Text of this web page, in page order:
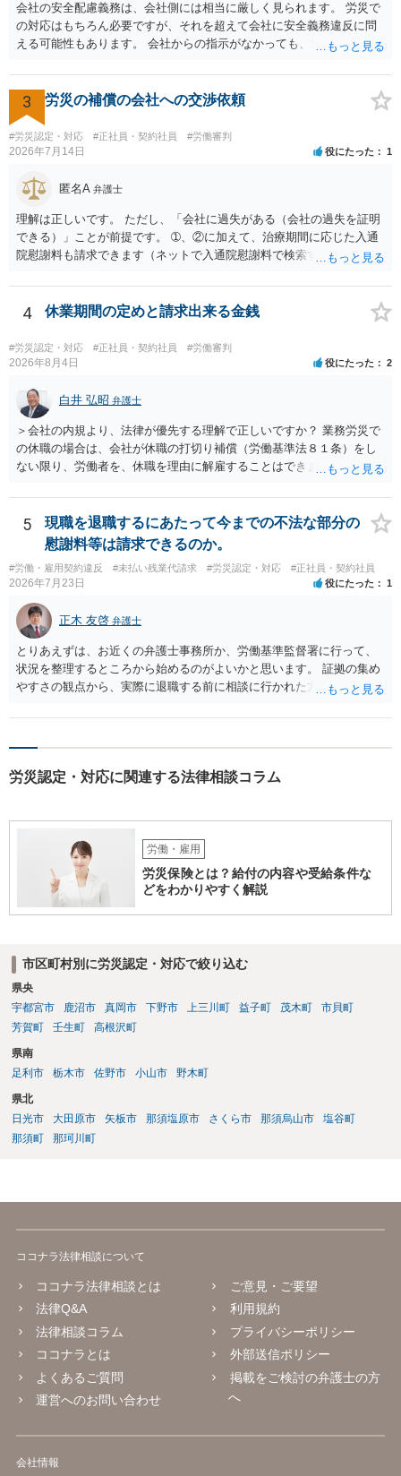
会社の安全配慮義務は、会社側には相当に厳しく見られます。 労災で
の対応はもちろん必要ですが、それを超えて会社に安全義務違反に問
える可能性もあります。 会社からの指示がなかっても、逆に危険な作
実地指導をしていないことが問題になった事例もあります。ですの
で、指示が無ければ免責されるわけではありません。責任追及の交渉
となるでしょう。
3 労災の補償の会社への交渉依頼
#労災認定・対応 #正社員・契約社員 #労働審判
2026年7月14日 役にたった 1
匿名A 弁護士
理解は正しいです。 ただし、「会社に過失がある（会社の過失を証明
できる）」ことが前提です。 ➀、②に加えて、治療期間に応じた入通
院慰謝料も請求できます（ネットで入通院慰謝料で検索すると詳しい
後遺障害慰謝料も請求できます。これらは後遺障害の等級、あなたの
収入、年齢等で大きく変わりますので一般的にいくらとは言えませ
いてみるしかありませんが、旧日弁連規準を使った着手金・成功報酬
方式と着手金ゼロまたは少額で成功報酬大目の方式のどちらかが多い
弁護士に直接面談で相談されることをお勧めします。
4 休業期間の定めと請求出来る金銭
#労災認定・対応 #正社員・契約社員 #労働審判
2026年8月4日 役にたった 2
白井 弘昭 弁護士
＞会社の内規より、法律が優先する理解で正しいですか？ 業務労災で
の休職の場合は、会社が休職の打切り補償（労働基準法８１条）をし
ない限り、労働者を、休職を理由に解雇することはできません（労働
期間満了による退職は、業務労災への適用はありませんので、ご安心
ください。 仮に会社が打切り補償をせずに解雇した場合は、不当解雇
に当たります。 ＞労災の休業補償と、所得補償保険の保険金とは別
に、受け取れる金銭はありますでしょうか？ 業務労災の場合は、会社
の安全配慮義務違反が認められると解されますので、会社の損害賠償
責任（治療費、通院慰謝料、入院費、入院慰謝料、後遺障害慰謝料、
逸失利益等）が認められる可能性が高いと思われます。 また、業務労
災での第三者行為傷害（同僚の不注意等による事故）の場合は、当該
第三者の賠償責任も考えられます。 労災で支払われた分は、損害額か
ら控除（損益相殺）されますが、それを超えた部分は、会社もしく
は、第三者から支払ってもらうことになります。 会社等との交渉が必
要になると思います（良い会社でしたら、自ら話してくると思います
が・・・）。極めて専門的な話ですので、詳細もしくは対応を最寄り
5
現職を退職するにあたって今までの不法な部分の
慰謝料等は請求できるのか。
#労働・雇用契約違反 #未払い残業代請求 #労災認定・対応 #正社員・契約社員
2026年7月23日 役にたった 1
正木 友啓 弁護士
とりあえずは、お近くの弁護士事務所か、労働基準監督署に行って、
状況を整理するところから始めるのがよいかと思います。 証拠の集め
やすさの観点から、実際に退職する前に相談に行かれた方がよいかと
労災認定・対応に関連する法律相談コラム
労働・雇用
労災保険とは？給付の内容や受給条件な
どをわかりやすく解説
市区町村別に労災認定・対応で絞り込む
県央
宇都宮市
鹿沼市 真岡市 下野市 上三川町 益子町 茂木町
市貝町
芳賀町
壬生町 高根沢町
県南
足利市
栃木市 佐野市 小山市 野木町
県北
日光市
大田原市 矢板市 那須塩原市 さくら市 那須烏山市
塩谷町
那須町
那珂川町
ココナラ法律相談について
ココナラ法律相談とは
法律Q&A
法律相談コラム
ココナラとは
よくあるご質問
運営へのお問い合わせ
ご意見・ご要望
利用規約
プライバシーポリシー
外部送信ポリシー
掲載をご検討の弁護士の方
へ
会社情報